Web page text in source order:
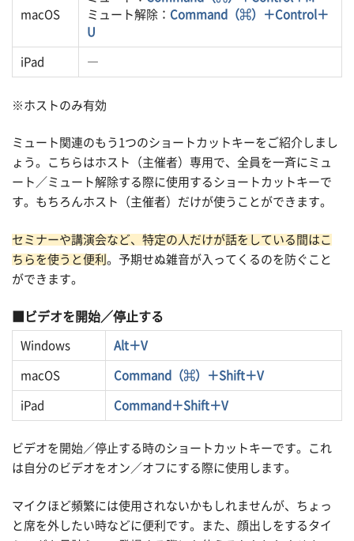
macOS
ミュート解除： Command（⌘）＋Control＋
U
iPad ―
※ホストのみ有効
ミュート関連のもう1つのショートカットキーをご紹介しまし
ょう。こちらはホスト（主催者）専用で、全員を一斉にミュ
ート／ミュート解除する際に使用するショートカットキーで
す。もちろんホスト（主催者）だけが使うことができます。
セミナーや講演会など、特定の人だけが話をしている間はこ
ちらを使うと便利 。予期せぬ雑音が入ってくるのを防ぐこと
ができます。
ビデオを開始／停止する
Windows Alt＋V
macOS Command（⌘）＋Shift＋V
iPad Command＋Shift＋V
ビデオを開始／停止する時のショートカットキーです。これ
は自分のビデオをオン／オフにする際に使用します。
マイクほど頻繁には使用されないかもしれませんが、ちょっ
と席を外したい時などに便利です。また、顔出しをするタイ